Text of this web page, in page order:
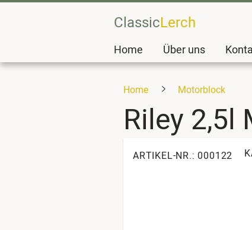
ClassicLerch
Home Über uns
Home Motorblock
Riley 2,5l
ARTIKEL-NR.: 000122